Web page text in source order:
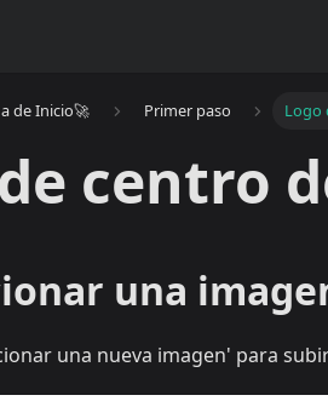
de Inicio🚀 Primer paso Logo
centro
una
una nueva imagen' para